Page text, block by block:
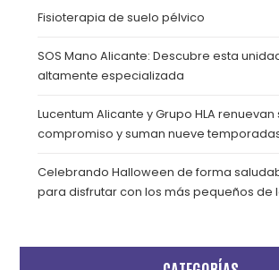
Fisioterapia de suelo pélvico
SOS Mano Alicante: Descubre esta
altamente especializada
Lucentum Alicante y Grupo HLA renuevan
compromiso y suman nueve
Celebrando Halloween de forma
para disfrutar con los más pequeños de